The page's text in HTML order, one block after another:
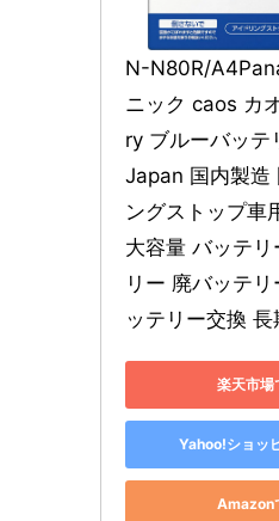
N-N80R/
ニック caos カ
ry ブルーバッ
Japan 国内製造
ングストップ車
大容量 バッテ
リー 廃バッテ
ッテリー交換 長
楽天市場
Yahoo!ショッ
Amazon